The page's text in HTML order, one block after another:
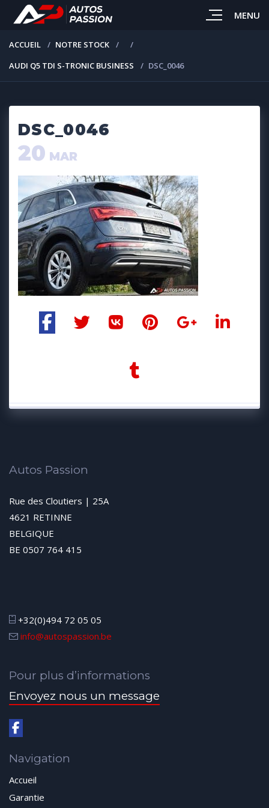
MENU
ACCUEIL
NOTRE STOCK
AUDI Q5 TDI S-TRONIC BUSINESS
DSC_0046
DSC_0046
20 MAR
Autos Passion
Rue des Cloutiers | 25A
4621 RETINNE
BELGIQUE
BE 0507 764 415
+32(0)494 72 05 05
info@autospassion.be
Pour plus d’informations
Envoyez nous un message
Navigation
Accueil
Garantie